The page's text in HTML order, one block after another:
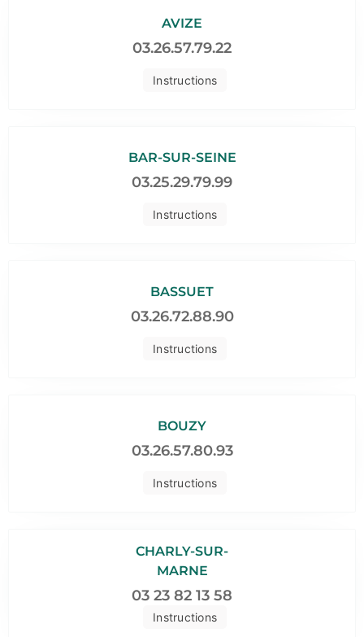
Instructions
AVIZE
03.26.57.79.22
Instructions
BAR-SUR-SEINE
03.25.29.79.99
Instructions
BASSUET
03.26.72.88.90
Instructions
BOUZY
03.26.57.80.93
Instructions
CHARLY-SUR-
MARNE
03 23 82 13 58